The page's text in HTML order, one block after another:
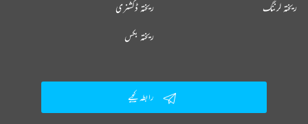
ریختہ ڈکشنری ریختہ لرننگ
ریختہ بکس
رابطہ کیجیے